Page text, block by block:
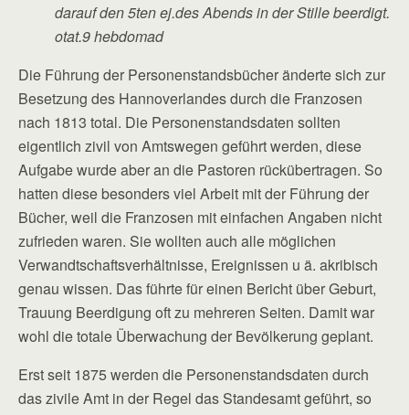
darauf den 5ten ej.des Abends in der Stille beerdigt.
otat.9 hebdomad
Die Führung der Personenstandsbücher änderte sich zur
Besetzung des Hannoverlandes durch die Franzosen
nach 1813 total. Die Personenstandsdaten sollten
eigentlich zivil von Amtswegen geführt werden, diese
Aufgabe wurde aber an die Pastoren rückübertragen. So
hatten diese besonders viel Arbeit mit der Führung der
Bücher, weil die Franzosen mit einfachen Angaben nicht
zufrieden waren. Sie wollten auch alle möglichen
Verwandtschaftsverhältnisse, Ereignissen u ä. akribisch
genau wissen. Das führte für einen Bericht über Geburt,
Trauung Beerdigung oft zu mehreren Seiten. Damit war
wohl die totale Überwachung der Bevölkerung geplant.
Erst seit 1875 werden die Personenstandsdaten durch
das zivile Amt in der Regel das Standesamt geführt, so